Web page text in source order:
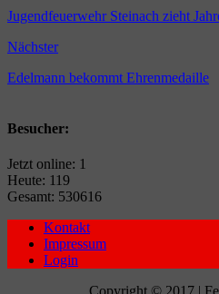
Jugendfeuerwehr Steinach zieht
Nächster
Edelmann bekommt Ehrenmedaille
Besucher:
Jetzt online: 1
Heute: 119
Gesamt: 530616
Kontakt
Impressum
Login
Copyright © 2017 |